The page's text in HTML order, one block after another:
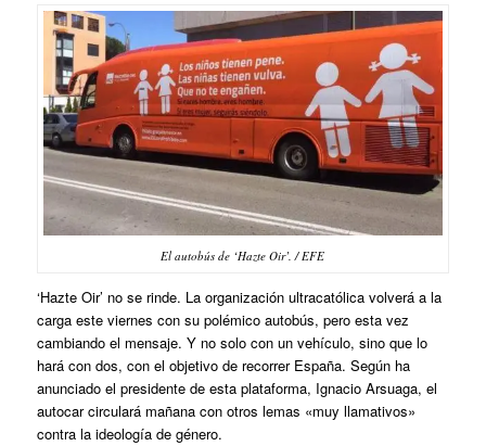
El autobús de ‘Hazte Oir’. / EFE
‘Hazte Oir’ no se rinde. La organización ultracatólica volverá a la
carga este viernes con su polémico autobús, pero esta vez
cambiando el mensaje. Y no solo con un vehículo, sino que lo
hará con dos, con el objetivo de recorrer España. Según ha
anunciado el presidente de esta plataforma, Ignacio Arsuaga, el
autocar circulará mañana con otros lemas «muy llamativos»
contra la ideología de género.